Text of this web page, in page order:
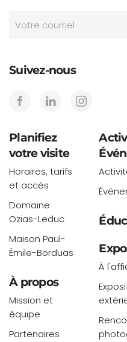
Suivez-nous
Planifiez
votre visite
Horaires, tarifs
et accès
Domaine
Ozias-Leduc
Maison Paul-
Émile-Borduas
À propos
Mission et
équipe
Partenaires
À